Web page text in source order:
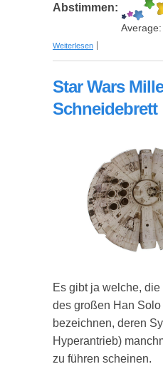
Abstimmen:
Average:
Weiterlesen über Cinema Light
Star Wars
Schneidebrett
Es gibt ja welche,
des großen Han
bezeichnen, deren
Hyperantrieb)
zu führen scheinen.